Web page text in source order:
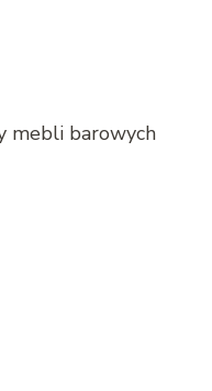
mebli barowych